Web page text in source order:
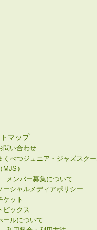
マップ
問い合わせ
くべつジュニア・ジャズスク
（MJS）
メンバー募集について
ーシャルメディアポリシー
ケット
ピックス
ールについて